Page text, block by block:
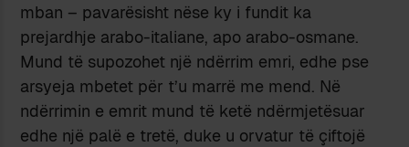
mban – pavarësisht nëse ky i fundit ka
prejardhje arabo-italiane, apo arabo-osmane.
Mund të supozohet një ndërrim emri, edhe pse
arsyeja mbetet për t’u marrë me mend. Në
ndërrimin e emrit mund të ketë ndërmjetësuar
edhe një palë e tretë, duke u orvatur të çiftojë